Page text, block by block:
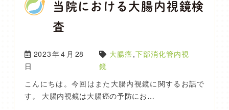
当院における大腸内視鏡検
査
2023年4月28
日
大腸癌,下部消化管内視
鏡
こんにちは。今回はまた大腸内視鏡に関するお話で
す。 大腸内視鏡は大腸癌の予防にお…